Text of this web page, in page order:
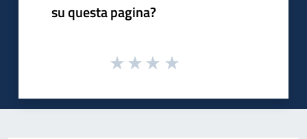
su questa pagina?